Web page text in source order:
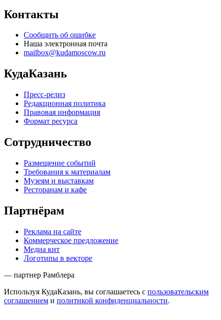
Контакты
Сообщить об ошибке
Наша электронная почта
mailbox@kudamoscow.ru
КудаКазань
Пресс-релиз
Редакционная политика
Правовая информация
Формат ресурса
Сотрудничество
Размещение событий
Требования к материалам
Музеям и выставкам
Ресторанам и кафе
Партнёрам
Реклама на сайте
Коммерческое предложение
Медиа кит
Логотипы в векторе
— партнер Рамблера
Используя КудаКазань, вы соглашаетесь с пользовательским
соглашением и политикой конфиденциальности.